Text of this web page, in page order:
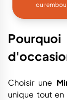
ou
Choisir une
unique tout